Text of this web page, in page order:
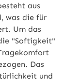
aus
was die für
Um das
"Softigkeit"
Das
und